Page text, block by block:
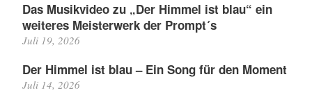
Das Musikvideo zu „Der Himmel ist blau“ ein
weiteres Meisterwerk der Prompt´s
Juli 19, 2026
Der Himmel ist blau – Ein Song für den Moment
Juli 14, 2026